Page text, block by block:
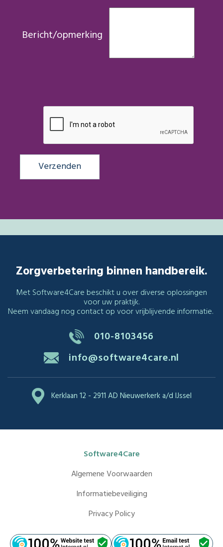
Bericht/opmerking
Zorgverbetering binnen handbereik.
Met Software4Care beschikt u over diverse oplossingen
voor uw praktijk.
Neem vandaag nog contact op voor vrijblijvende informatie.
010-8103456
info@software4care.nl
Kerklaan 12 - 2911 AD Nieuwerkerk a/d IJssel
Software4Care
Algemene Voorwaarden
Informatiebeveiliging
Privacy Policy